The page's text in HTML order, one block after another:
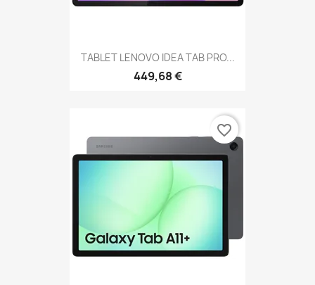
TABLET LENOVO IDEA TAB PRO...
449,68 €
favorite_border